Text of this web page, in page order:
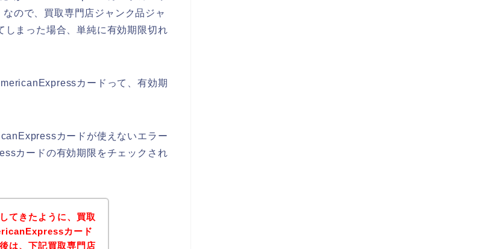
ので、買取専門店ジャンク品ジャ
まった場合、単純に有効期限切れ
カードって、有効期
カードが使えないエラー
カードの有効期限をチェックされ
てきたように、買取
カード
は、下記買取専門店